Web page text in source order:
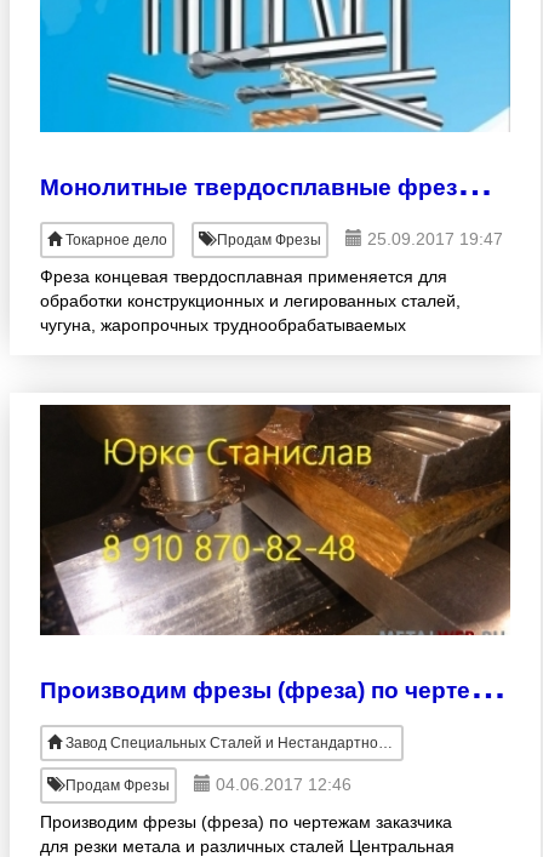
М
онолитные твердосплавные фрезы ЧПУ
Токарное дело Продам Фрезы
25.09.2017 19:47
Фреза концевая твердосплавная применяется для
обработки конструкционных и легированных сталей,
чугуна, жаропрочных труднообрабатываемых
П
роизводим фрезы (фреза) по чертежам заказчика для резки метала и различных сталей Центральная фреза øн - 23 мм, øвн - 8мм, t-0, 8мм
Завод Специальных Сталей и Нестандартного Оборудования
Продам Фрезы
04.06.2017 12:46
Производим фрезы (фреза) по чертежам заказчика
для резки метала и различных сталей Центральная